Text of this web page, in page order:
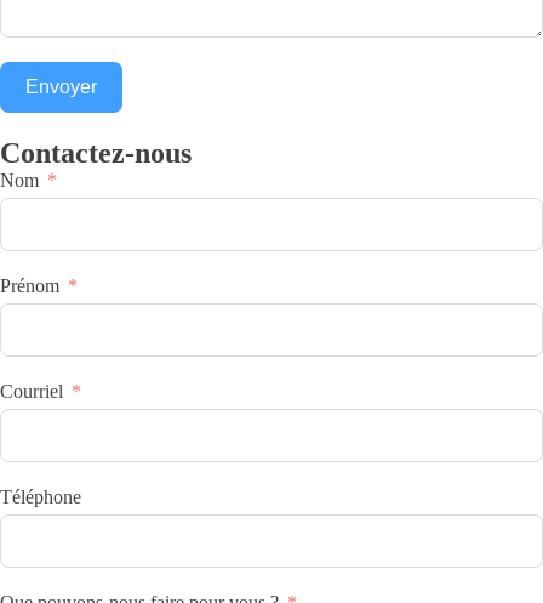
Envoyer
Contactez-nous
Nom
Prénom
Courriel
Téléphone